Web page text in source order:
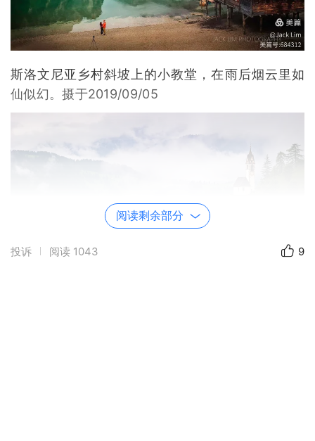
斯洛文尼亚乡村斜坡上的小教堂，在雨后烟云里如
仙似幻。摄于2019/09/05
阅读剩余部分
投诉 阅读 1043 9